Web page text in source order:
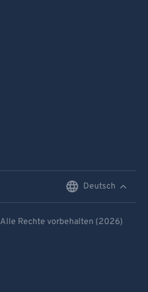
Deutsch
Alle Rechte vorbehalten (2026)